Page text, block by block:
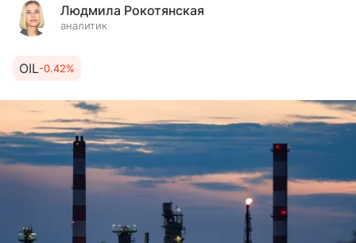
Людмила Рокотянская
аналитик
OIL-0.42%